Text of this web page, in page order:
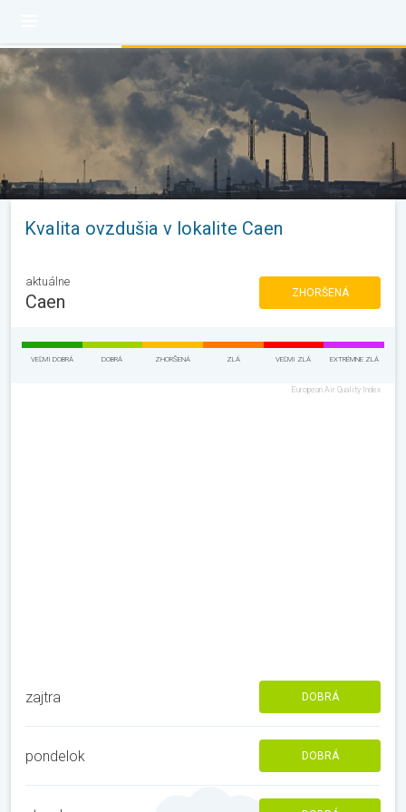
Kvalita ovzdušia v lokalite Caen
aktuálne
Caen ZHORŠENÁ
VEĽMI DOBRÁ DOBRÁ ZHORŠENÁ ZLÁ VEĽMI ZLÁ EXTRÉMNE ZLÁ
European Air Quality Index
zajtra DOBRÁ
pondelok DOBRÁ